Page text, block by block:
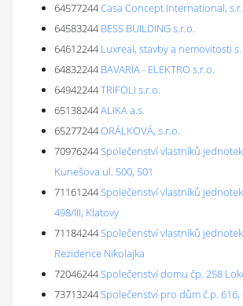
64577244Casa Concept International,
64583244 BESS BUILDING s.r.o.
64612244 Luxreal, stavby a nemovitosti s.
64832244 BAVARIA - ELEKTRO s.r.o.
64942244TRIFOLI s.r.o.
65138244ALIKA a.s.
65277244ORÁLKOVÁ, s.r.o.
70976244Společenství vlastníků
Kunešova ul. 500, 501
71161244Společenství vlastníků
498/III, Klatovy
71184244Společenství vlastníků
Rezidence Nikolajka
72046244Společenství domu čp. 258
73713244Společenství pro dům č.p. 616,